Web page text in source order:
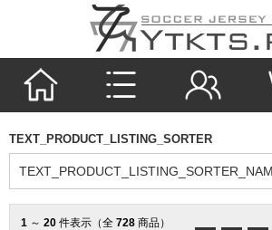
TEXT_PRODUCT_LISTING_SORTER
1 ～ 20 件表示（全 728 商品）